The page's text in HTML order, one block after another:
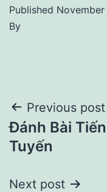
Published
By
Post
Previous post
Đánh Bài
Tuyến
Next post